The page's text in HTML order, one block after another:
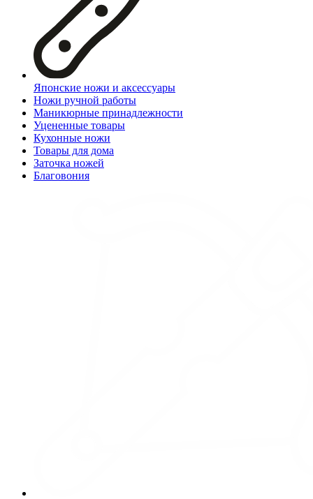
Японские ножи и аксессуары
Ножи ручной работы
Маникюрные принадлежности
Уцененные товары
Кухонные ножи
Товары для дома
Заточка ножей
Благовония